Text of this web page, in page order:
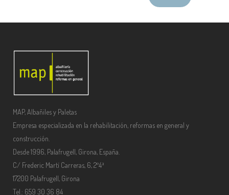
MAP, Albañiles y Paletas
Empresa especializada en la rehabilitación, reformas en general y
construcción.
Desde 1996, Palafrugell, Girona, España.
C/ Frederic Martí Carreras, 6, 2º4ª
17200 Palafrugell, Girona
Tel.: 659 30 36 84